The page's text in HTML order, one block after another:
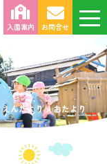
お問合せ
入園案内
えんだより>おたより